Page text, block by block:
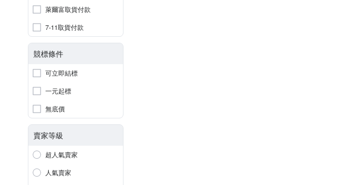
萊爾富取貨付款
7-11取貨付款
競標條件
可立即結標
一元起標
無底價
賣家等級
超人氣賣家
人氣賣家